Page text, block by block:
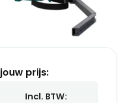
jouw prijs:
Incl. BTW: